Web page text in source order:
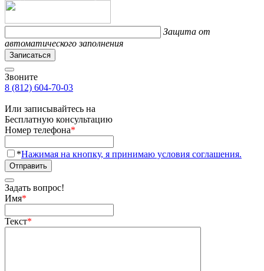
Защита от
автоматического заполнения
Записаться
Звоните
8 (812) 604-70-03
Или записывайтесь на
Бесплатную консультацию
Номер телефона*
*Нажимая на кнопку, я принимаю условия соглашения.
Отправить
Задать вопрос!
Имя*
Текст*